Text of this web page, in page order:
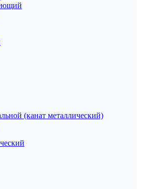
(канат металлический)